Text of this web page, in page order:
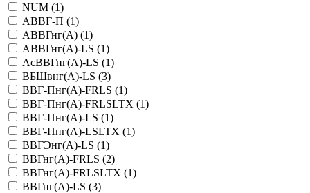
NUM (1)
АВВГ-П (1)
АВВГнг(А) (1)
АВВГнг(А)-LS (1)
АсВВГнг(А)-LS (1)
ВБШвнг(А)-LS (3)
ВВГ-Пнг(А)-FRLS (1)
ВВГ-Пнг(А)-FRLSLTX (1)
ВВГ-Пнг(А)-LS (1)
ВВГ-Пнг(А)-LSLTX (1)
ВВГЭнг(А)-LS (1)
ВВГнг(А)-FRLS (2)
ВВГнг(А)-FRLSLTX (1)
ВВГнг(А)-LS (3)